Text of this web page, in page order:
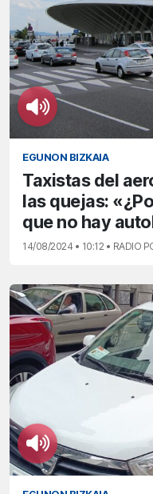
EGUNON BIZKAIA
Taxistas del
las quejas:
que no hay
14/08/2024 • 10:12 • RADIO